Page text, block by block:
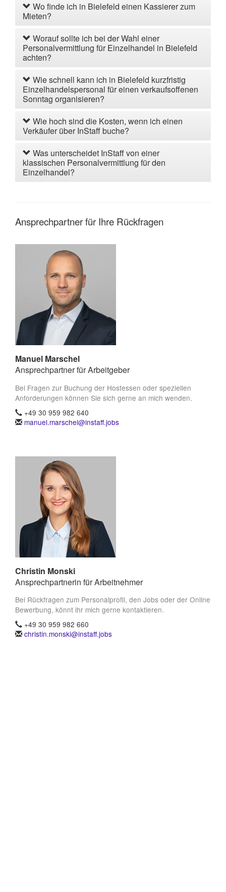
Wo finde ich in Bielefeld einen Kassierer zum
Mieten?
Worauf sollte ich bei der Wahl einer
Personalvermittlung für Einzelhandel in Bielefeld
achten?
Wie schnell kann ich in Bielefeld kurzfristig
Einzelhandelspersonal für einen verkaufsoffenen
Sonntag organisieren?
Wie hoch sind die Kosten, wenn ich einen
Verkäufer über InStaff buche?
Was unterscheidet InStaff von einer
klassischen Personalvermittlung für den
Einzelhandel?
Ansprechpartner für Ihre Rückfragen
Manuel Marschel
Ansprechpartner für Arbeitgeber
Bei Fragen zur Buchung der Hostessen oder speziellen
Anforderungen können Sie sich gerne an mich wenden.
+49 30 959 982 640
manuel.marschel@instaff.jobs
Christin Monski
Ansprechpartnerin für Arbeitnehmer
Bei Rückfragen zum Personalprofil, den Jobs oder der Online
Bewerbung, könnt ihr mich gerne kontaktieren.
+49 30 959 982 660
christin.monski@instaff.jobs